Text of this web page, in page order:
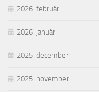
2026. február
2026. január
2025. december
2025. november